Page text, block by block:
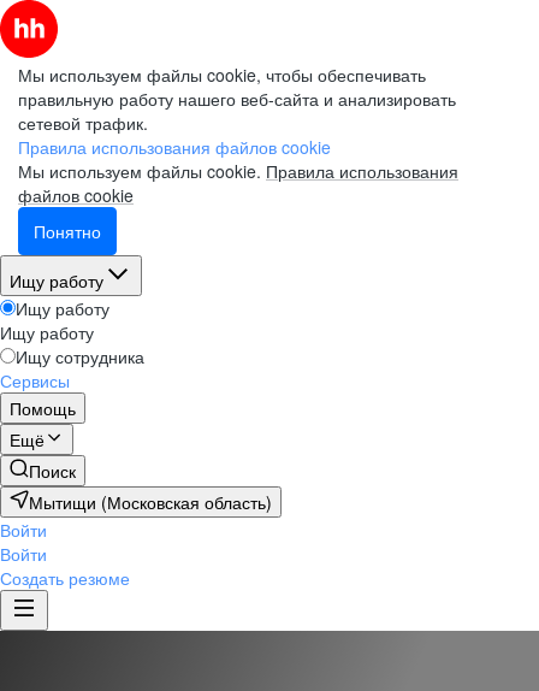
Мы используем файлы cookie, чтобы обеспечивать
правильную работу нашего веб-сайта и анализировать
сетевой трафик.
Правила использования файлов cookie
Мы используем файлы cookie. Правила использования
файлов cookie
Понятно
Ищу работу
Ищу работу
Ищу работу
Ищу сотрудника
Сервисы
Помощь
Ещё
Поиск
Мытищи (Московская область)
Войти
Войти
Создать резюме